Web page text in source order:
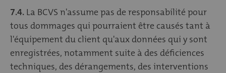
7.4. La BCVS n'assume pas de responsabilité pour
tous dommages qui pourraient être causés tant à
l'équipement du client qu'aux données qui y sont
enregistrées, notamment suite à des déficiences
techniques, des dérangements, des interventions